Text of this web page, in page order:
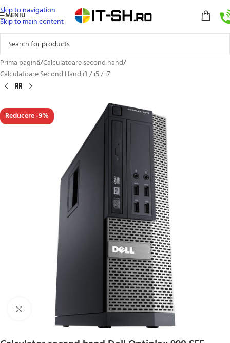
Skip to navigation
Skip to main content
MENIU
Prima pagină/Calculatoare second hand/
Calculatoare Second Hand i3 / i5 / i7
Reducere -9%
Click to enlarge